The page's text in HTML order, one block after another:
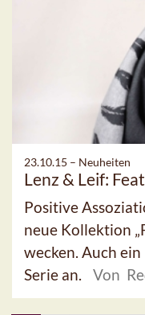
23.10.15 – Neuheiten
Lenz & Leif:
Positive
neue Kollektion
wecken. Auch
Serie an.
Von